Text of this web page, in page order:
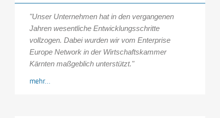
"Unser Unternehmen hat in den vergangenen
Jahren wesentliche Entwicklungsschritte
vollzogen. Dabei wurden wir vom Enterprise
Europe Network in der Wirtschaftskammer
Kärnten maßgeblich unterstützt."
mehr...